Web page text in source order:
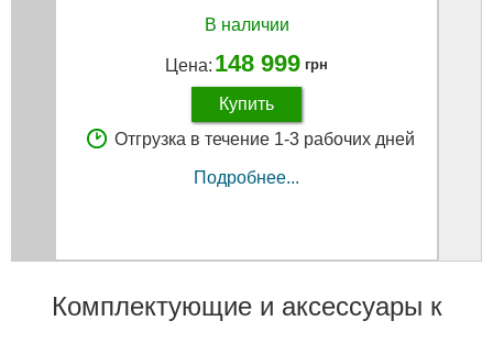
В наличии
Цена: 148 999 грн
Купить
Отгрузка в течение 1-3 рабочих дней
Подробнее...
Комплектующие и аксессуары к